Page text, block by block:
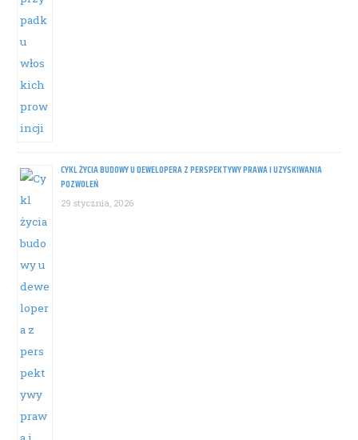
CYKL ŻYCIA BUDOWY U DEWELOPERA Z PERSPEKTYWY PRAWA I UZYSKIWANIA
POZWOLEŃ
29 stycznia, 2026